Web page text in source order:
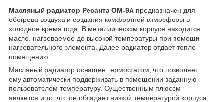
Масляный радиатор Ресанта ОМ-9А предназначен для
обогрева воздуха и создания комфортной атмосферы в
холодное время года. В металлическом корпусе находится
масло, нагреваемое до высокой температуры при помощи
нагревательного элемента. Далее радиатор отдает тепло
помещению.
Масляный радиатор оснащен термостатом, что позволяет
ему автоматически поддерживать в помещении заданную
пользователем температуру. Существенным плюсом
является и то, что он обладает низкой температурой корпуса,